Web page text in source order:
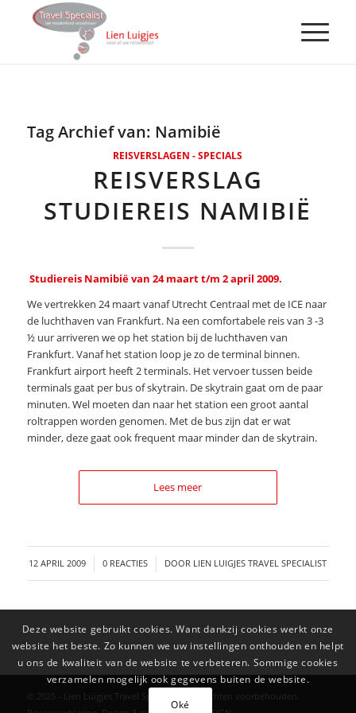
Tag Archief van: Namibië
REISVERSLAGEN - SPECIALS
REISVERSLAG
STUDIEREIS NAMIBIË
Studiereis Namibië van 24 maart t/m 2 april 2009.
We vertrekken 24 maart vanaf Utrecht Centraal met de ICE naar
de luchthaven van Frankfurt. Na een comfortabele reis van 3 -3
½ uur arriveren we op het station bij de luchthaven van
Frankfurt. Vanaf het station loop je zo de terminal binnen.
Frankfurt airport heeft 2 terminals. Het vervoer tussen beide
terminals gaat per bus of skytrain. De skytrain gaat om de paar
minuten. Wel moeten dan naar het station een groot aantal
roltrappen worden genomen. Met de bus zijn dat er wat
minder, deze gaat ook frequent maar minder dan de skytrain.
Lees meer
12 APRIL 2009
/ 0 REACTIES
/ DOOR LIEN LUIGJES TRAVEL SPECIALIST
© 2025 - Lien Luigjes Travel Specialist. Alle rechten voorbehouden.
Deze website gebruikt cookies. Want dankzij cookies werkt onze
website het beste. Zo kunnen we uw instellingen onthouden en helpt
u ons de kwaliteit van de website te verbeteren. Sommige cookies
verzamelen mogelijk ook gegevens buiten de website.
Oké